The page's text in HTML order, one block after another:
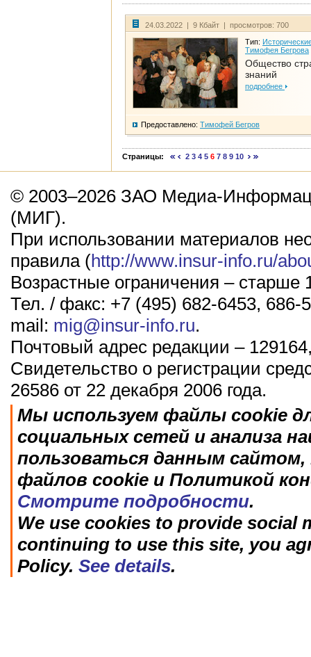
24.03.2022 | 9 Кбайт | просмотров: 700
Тип:
Тимофея Бегрова
Общество
знаний
подробнее
Предоставлено: Тимофей Бегров
Страницы: 2 3 4 5 6 7 8 9 10
© 2003–2026 ЗАО Медиа-
(МИГ).
При использовании материалов
правила (http://www.insur-info.ru/
Возрастные ограничения – старше
Тел. / факс: +7 (495) 682-6453, 686-
mail: mig@insur-info.ru.
Почтовый адрес редакции –
Свидетельство о регистрации
26586 от 22 декабря 2006 года.
Мы используем файлы cookie
социальных сетей и анализа
пользоваться данным
файлов cookie и Политикой
Смотрите подробности.
We use cookies to provide social
continuing to use this site, you
Policy. See details.